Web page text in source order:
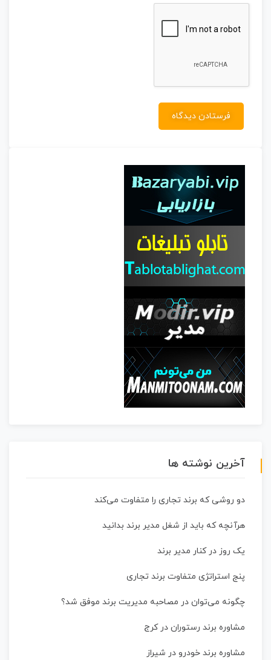
آخرین نوشته ها
دو روشی که برند تجاری را متفاوت می‌کند
هرآنچه که باید از شغل مدیر برند بدانید
یک روز در کنار مدیر برند
پنج استراتژی متفاوت برند تجاری
چگونه می‌توان در مصاحبه مدیریت برند موفق شد؟
مشاوره برند رستوران در کرج
مشاوره برند خودرو در شیراز